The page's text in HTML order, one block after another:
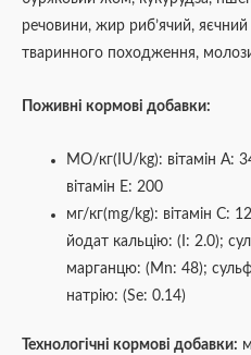
речовини, жир риб’ячий, яєчний
тваринного походження,
Поживні кормові добавки:
МО/кг(IU/kg): вітамін А:
вітамін Е: 200
мг/кг(mg/kg): вітамін С:
йодат кальцію: (I: 2.0);
марганцю: (Mn: 48);
натрію: (Se: 0.14)
Технологічні кормові добавки: